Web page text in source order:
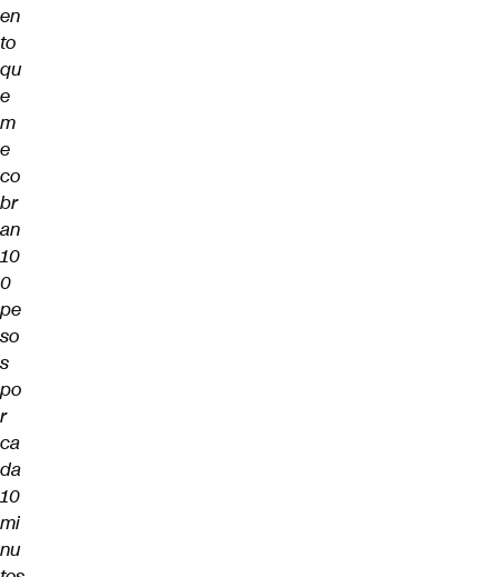
en
to
qu
e
m
e
co
br
an
10
0
pe
so
s
po
r
ca
da
10
mi
nu